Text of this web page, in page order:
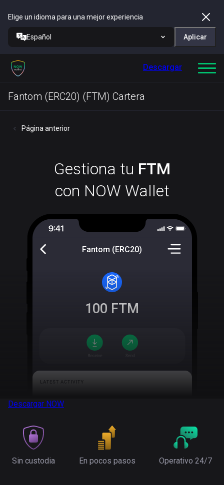
Elige un idioma para una mejor experiencia
Español Aplicar
Descargar
Fantom (ERC20) (FTM) Cartera
Página anterior
Gestiona tu FTM
con NOW Wallet
Fantom (ERC20)
100 FTM
Descargar NOW
Sin custodia En pocos pasos Operativo 24/7